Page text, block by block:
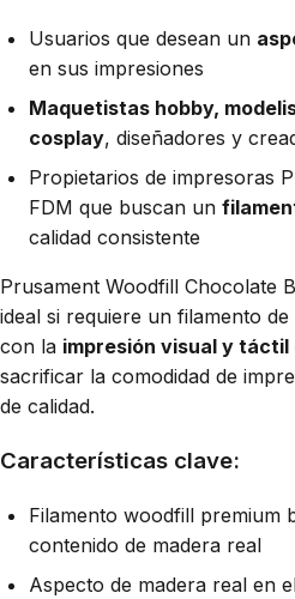
Usuarios que desean un
en sus impresiones
Maquetistas hobby,
cosplay, diseñadores y
Propietarios de impresoras
FDM que buscan un
calidad consistente
Prusament Woodfill Chocolate
ideal si requiere un filamento
con la impresión visual y táctil
sacrificar la comodidad de
de calidad.
Características clave:
Filamento woodfill premium
contenido de madera real
Aspecto de madera real en